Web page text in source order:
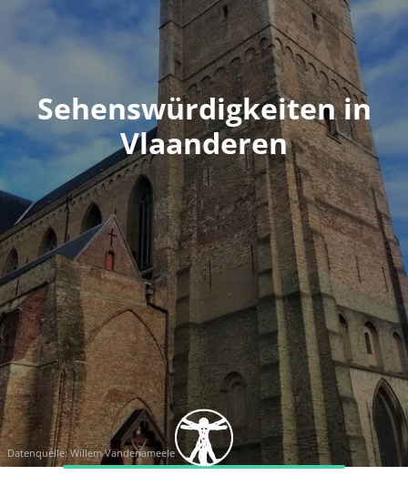
Sehenswürdigkeiten in
Vlaanderen
Datenquelle:Willem Vandenameele